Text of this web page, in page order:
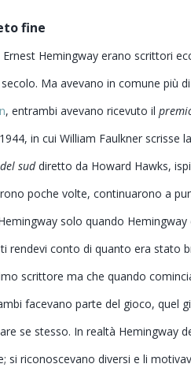
fine
Ernest Hemingway erano scrittori
Ma avevano in comune più
, entrambi avevano ricevuto il
in cui William Faulkner
suddiretto da Howard Hawks,
poche volte, continuarono a
solo quando
rendevi conto di quanto era stato
scrittore ma che quando
facevano parte del gioco,
se stesso. In realtà Hemingway
si riconoscevano diversi e li